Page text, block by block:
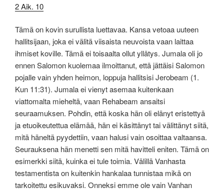
2 Aik. 10
Tämä on kovin surullista luettavaa. Kansa vetoaa uuteen
hallitsijaan, joka ei välitä viisaista neuvoista vaan laittaa
ihmiset koville. Tämä ei toisaalta ollut yllätys. Jumala oli jo
ennen Salomon kuolemaa ilmoittanut, että jättäisi Salomon
pojalle vain yhden heimon, loppuja hallitsisi Jerobeam (1.
Kun 11:31). Jumala ei vienyt asemaa kuitenkaan
viattomalta mieheltä, vaan Rehabeam ansaitsi
seuraamuksen. Pohdin, että koska hän oli elänyt eristettyä
ja etuoikeutettua elämää, hän ei käsittänyt tai välittänyt siitä,
mitä häneltä pyydettiin, vaan halusi vain osoittaa valtaansa.
Seurauksena hän menetti sen mitä havitteli eniten. Tämä on
esimerkki siitä, kuinka ei tule toimia. Välillä Vanhasta
testamentista on kuitenkin hankalaa tunnistaa mikä on
tarkoitettu esikuvaksi. Onneksi emme ole vain Vanhan